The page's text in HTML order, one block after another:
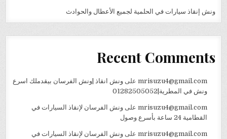
ونش إنقاذ سيارات في الحلمية لجميع الأعطال والحوادث
Recent Comments
mrisuzu4@gmail.comعلى ونش انقاذ |ونش الفرسان بيقدملك اسرع
ونش في المطرية|01282505052
mrisuzu4@gmail.comعلى ونش الفرسان لإنقاذ السيارات في
القطامية 24 ساعة بأسرع وصول
mrisuzu4@gmail.comعلى ونش الفرسان لإنقاذ السيارات في